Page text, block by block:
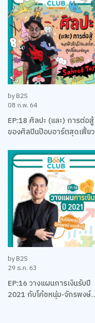
by B2S
08 ก.พ. 64
EP:18 ศิลปะ (และ) การต่อสู้
ของศิลปินป๊อบอาร์ตสุดเฟี้ยว
by B2S
29 ธ.ค. 63
EP:16 วางแผนการเงินรับปี
2021 กับโค้ชหนุ่ม-จักรพงษ์